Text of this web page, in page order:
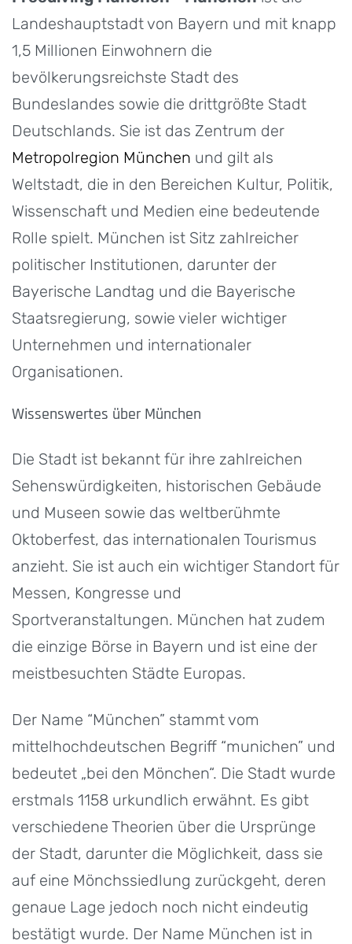
Landeshauptstadt von Bayern und mit knapp
1,5 Millionen Einwohnern die
bevölkerungsreichste Stadt des
Bundeslandes sowie die drittgrößte Stadt
Deutschlands. Sie ist das Zentrum der
Metropolregion München und gilt als
Weltstadt, die in den Bereichen Kultur, Politik,
Wissenschaft und Medien eine bedeutende
Rolle spielt. München ist Sitz zahlreicher
politischer Institutionen, darunter der
Bayerische Landtag und die Bayerische
Staatsregierung, sowie vieler wichtiger
Unternehmen und internationaler
Organisationen.
Wissenswertes über München
Die Stadt ist bekannt für ihre zahlreichen
Sehenswürdigkeiten, historischen Gebäude
und Museen sowie das weltberühmte
Oktoberfest, das internationalen Tourismus
anzieht. Sie ist auch ein wichtiger Standort für
Messen, Kongresse und
Sportveranstaltungen. München hat zudem
die einzige Börse in Bayern und ist eine der
meistbesuchten Städte Europas.
Der Name “München” stammt vom
mittelhochdeutschen Begriff “munichen” und
bedeutet „bei den Mönchen“. Die Stadt wurde
erstmals 1158 urkundlich erwähnt. Es gibt
verschiedene Theorien über die Ursprünge
der Stadt, darunter die Möglichkeit, dass sie
auf eine Mönchssiedlung zurückgeht, deren
genaue Lage jedoch noch nicht eindeutig
bestätigt wurde. Der Name München ist in